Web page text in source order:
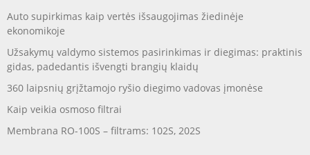
Auto supirkimas kaip vertės išsaugojimas žiedinėje
ekonomikoje
Užsakymų valdymo sistemos pasirinkimas ir diegimas: praktinis
gidas, padedantis išvengti brangių klaidų
360 laipsnių grįžtamojo ryšio diegimo vadovas įmonėse
Kaip veikia osmoso filtrai
Membrana RO-100S – filtrams: 102S, 202S